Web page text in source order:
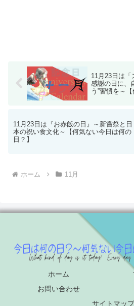
11月23日は
感謝の日に、
う”習慣を～
11月23日は『お赤飯の日』～新嘗祭と日
本の祝い食文化～【何気ない今日は何の
日？】
ホーム 11月
ホーム
お問い合わせ
サイトマップ